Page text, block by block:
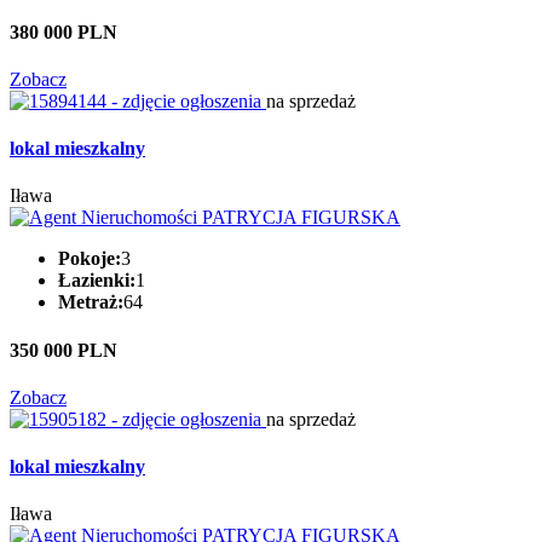
380 000 PLN
Zobacz
na sprzedaż
lokal mieszkalny
Iława
Pokoje:3
Łazienki:1
Metraż:64
350 000 PLN
Zobacz
na sprzedaż
lokal mieszkalny
Iława